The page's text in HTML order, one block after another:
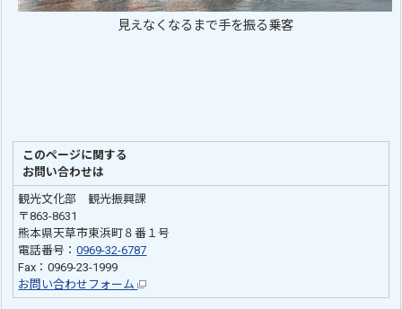
見えなくなるまで手を振る乗客
このページに関する
お問い合わせは
観光文化部 観光振興課
〒863-8631
熊本県天草市東浜町８番１号
電話番号：0969-32-6787
Fax：0969-23-1999
お問い合わせフォーム